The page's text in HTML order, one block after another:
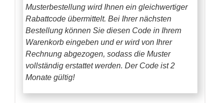
Musterbestellung wird Ihnen ein gleichwertiger
Rabattcode übermittelt. Bei Ihrer nächsten
Bestellung können Sie diesen Code in Ihrem
Warenkorb eingeben und er wird von Ihrer
Rechnung abgezogen, sodass die Muster
vollständig erstattet werden. Der Code ist 2
Monate gültig!